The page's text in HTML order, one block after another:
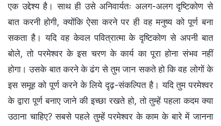
एक उद्देश्य है। साथ ही उसे अनिवार्यतः अलग-अलग दृष्टिकोण से
बात करनी होगी, क्योंकि ऐसा करने पर ही वह मनुष्य को पूर्ण बना
सकता है। यदि वह केवल पवित्रात्मा के दृष्टिकोण से अपनी बात
बोले, तो परमेश्वर के इस चरण के कार्य का पूरा होना संभव नहीं
होगा। उसके बात करने के ढंग से तुम जान सकते हो कि वह लोगों के
इस समूह को पूर्ण करने के लिये दृढ़-संकल्पित है। यदि तुम परमेश्वर
के द्वारा पूर्ण बनाए जाने की इच्छा रखते हो, तो तुम्हें पहला कदम क्या
उठाना चाहिए? सबसे पहले तुम्हें परमेश्वर के काम के बारे में जानना